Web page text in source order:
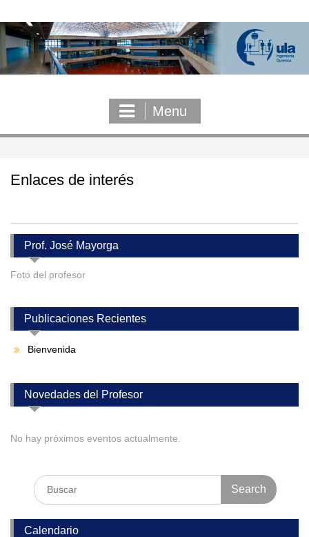
to
content
Menu
Enlaces de interés
Prof. José Mayorga
Foto del profesor
Publicaciones Recientes
Bienvenida
Novedades del Profesor
No hay próximos eventos actualmente.
Search
for:
Calendario